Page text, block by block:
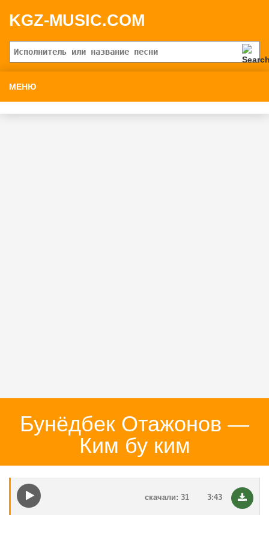
KGZ-MUSIC.COM
МЕНЮ
Бунёдбек Отажонов —
Ким бу ким
3:43
скачали: 31